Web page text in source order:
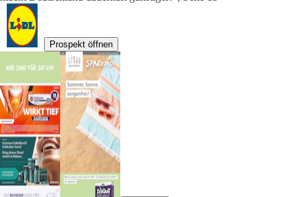
Prospekt öffnen